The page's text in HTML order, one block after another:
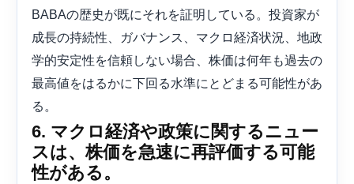
BABAの歴史が既にそれを証明している。投資家が
成長の持続性、ガバナンス、マクロ経済状況、地政
学的安定性を信頼しない場合、株価は何年も過去の
最高値をはるかに下回る水準にとどまる可能性があ
る。
6. マクロ経済や政策に関するニュー
スは、株価を急速に再評価する可能
性がある。